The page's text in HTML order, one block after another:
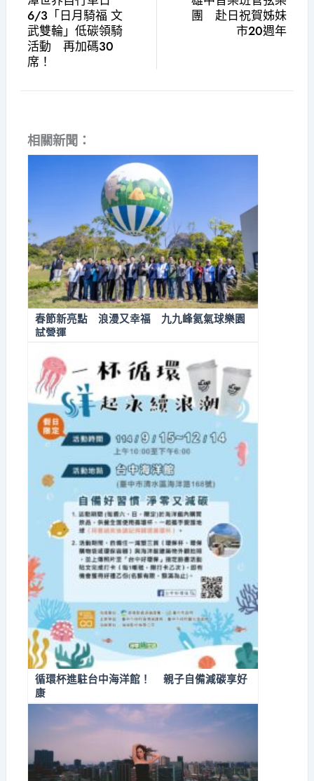
6/3「日月騎福 文
武雙輪」低碳領騎
活動 再加碼30
席！
團 赴日祝賀姊妹
市20週年
相關新聞：
春節新亮點 浪漫又幸福 九九峰氦氣球樂園
試營運
循環杯進駐台中海洋館！ 親子自備減碳享好
康